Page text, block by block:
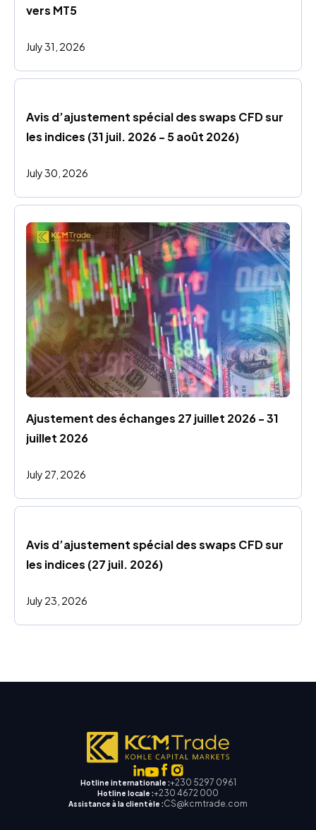
vers MT5
July 31, 2026
Avis d’ajustement spécial des swaps CFD sur
les indices (31 juil. 2026 - 5 août 2026)
July 30, 2026
Ajustement des échanges 27 juillet 2026 - 31
juillet 2026
July 27, 2026
Avis d’ajustement spécial des swaps CFD sur
les indices (27 juil. 2026)
July 23, 2026
Hotline internationale :+230 5297 0961
Hotline locale :+230 4672 000
Assistance à la clientèle :CS@kcmtrade.com